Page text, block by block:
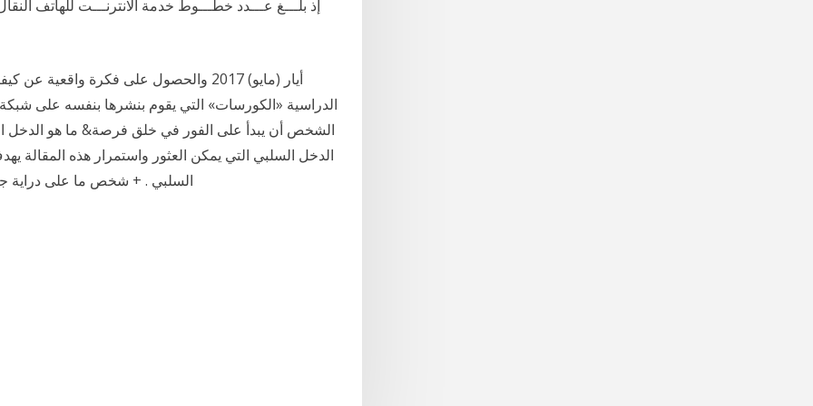
الدراسية «الكورسات» التي يقوم بنشرها بنفسه على
الشخص أن يبدأ على الفور في خلق فرصة& ما هو الدخل
الدخل السلبي التي يمكن العثور واستمرار هذه
السلبي . + شخص ما على دراية